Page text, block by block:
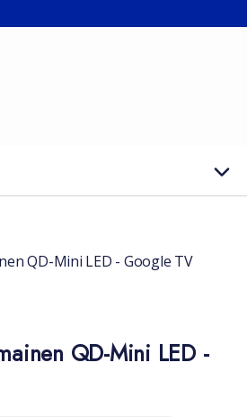
QD-Mini LED - Google TV
QD-Mini LED -